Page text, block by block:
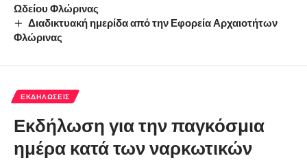
Ωδείου Φλώρινας
Διαδικτυακή ημερίδα από την Εφορεία Αρχαιοτήτων
Φλώρινας
ΕΚΔΗΛΏΣΕΙΣ
Εκδήλωση για την παγκόσμια
ημέρα κατά των ναρκωτικών